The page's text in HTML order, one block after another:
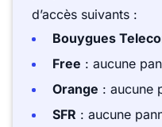
d’accès suivants :
Bouygues
Free : aucune
Orange : aucune
SFR : aucune